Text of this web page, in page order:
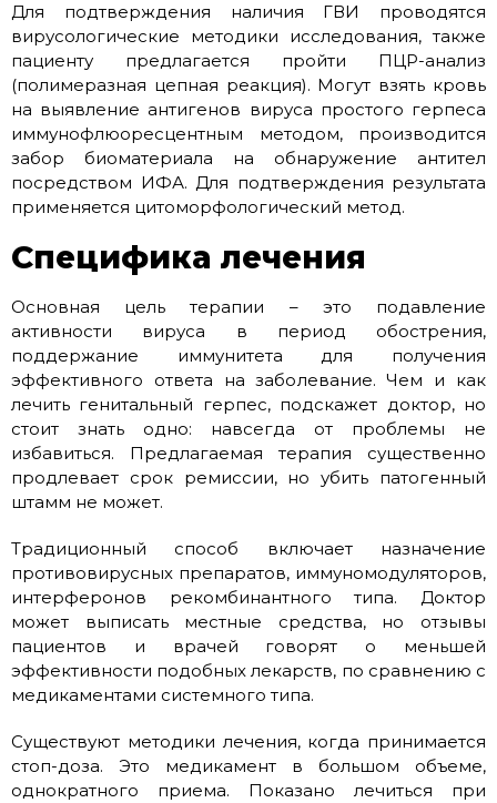
Для подтверждения наличия ГВИ проводятся
вирусологические методики исследования, также
пациенту предлагается пройти ПЦР-анализ
(полимеразная цепная реакция). Могут взять кровь
на выявление антигенов вируса простого герпеса
иммунофлюоресцентным методом, производится
забор биоматериала на обнаружение антител
посредством ИФА. Для подтверждения результата
применяется цитоморфологический метод.
Специфика лечения
Основная цель терапии – это подавление
активности вируса в период обострения,
поддержание иммунитета для получения
эффективного ответа на заболевание. Чем и как
лечить генитальный герпес, подскажет доктор, но
стоит знать одно: навсегда от проблемы не
избавиться. Предлагаемая терапия существенно
продлевает срок ремиссии, но убить патогенный
штамм не может.
Традиционный способ включает назначение
противовирусных препаратов, иммуномодуляторов,
интерферонов рекомбинантного типа. Доктор
может выписать местные средства, но отзывы
пациентов и врачей говорят о меньшей
эффективности подобных лекарств, по сравнению с
медикаментами системного типа.
Существуют методики лечения, когда принимается
стоп-доза. Это медикамент в большом объеме,
однократного приема. Показано лечиться при